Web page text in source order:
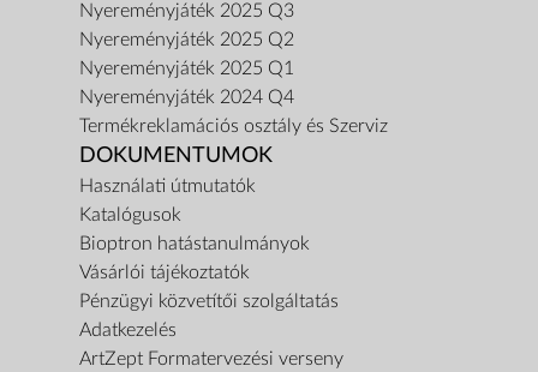
Nyereményjáték 2025 Q3
Nyereményjáték 2025 Q2
Nyereményjáték 2025 Q1
Nyereményjáték 2024 Q4
Termékreklamációs osztály és Szerviz
DOKUMENTUMOK
Használati útmutatók
Katalógusok
Bioptron hatástanulmányok
Vásárlói tájékoztatók
Pénzügyi közvetítői szolgáltatás
Adatkezelés
ArtZept Formatervezési verseny